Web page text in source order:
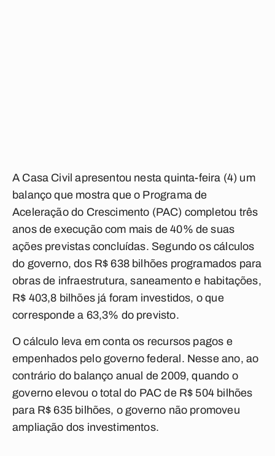
A Casa Civil apresentou nesta quinta-feira (4) um
balanço que mostra que o Programa de
Aceleração do Crescimento (PAC) completou três
anos de execução com mais de 40% de suas
ações previstas concluídas. Segundo os cálculos
do governo, dos R$ 638 bilhões programados para
obras de infraestrutura, saneamento e habitações,
R$ 403,8 bilhões já foram investidos, o que
corresponde a 63,3% do previsto.
O cálculo leva em conta os recursos pagos e
empenhados pelo governo federal. Nesse ano, ao
contrário do balanço anual de 2009, quando o
governo elevou o total do PAC de R$ 504 bilhões
para R$ 635 bilhões, o governo não promoveu
ampliação dos investimentos.